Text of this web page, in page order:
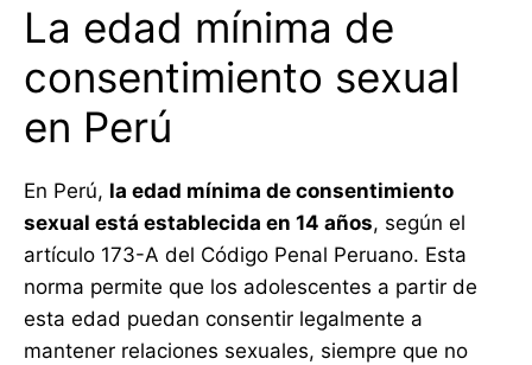
La edad mínima de
consentimiento sexual
en Perú
En Perú, la edad mínima de consentimiento
sexual está establecida en 14 años, según el
artículo 173-A del Código Penal Peruano. Esta
norma permite que los adolescentes a partir de
esta edad puedan consentir legalmente a
mantener relaciones sexuales, siempre que no